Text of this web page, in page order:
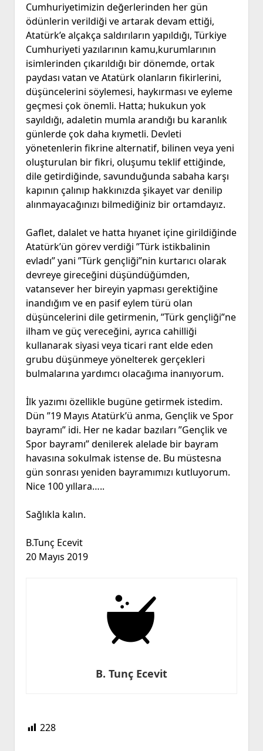
Cumhuriyetimizin değerlerinden her gün
ödünlerin verildiği ve artarak devam ettiği,
Atatürk’e alçakça saldırıların yapıldığı, Türkiye
Cumhuriyeti yazılarının kamu,kurumlarının
isimlerinden çıkarıldığı bir dönemde, ortak
paydası vatan ve Atatürk olanların fikirlerini,
düşüncelerini söylemesi, haykırması ve eyleme
geçmesi çok önemli. Hatta; hukukun yok
sayıldığı, adaletin mumla arandığı bu karanlık
günlerde çok daha kıymetli. Devleti
yönetenlerin fikrine alternatif, bilinen veya yeni
oluşturulan bir fikri, oluşumu teklif ettiğinde,
dile getirdiğinde, savunduğunda sabaha karşı
kapının çalınıp hakkınızda şikayet var denilip
alınmayacağınızı bilmediğiniz bir ortamdayız.
Gaflet, dalalet ve hatta hıyanet içine girildiğinde
Atatürk’ün görev verdiği ”Türk istikbalinin
evladı” yani ”Türk gençliği”nin kurtarıcı olarak
devreye gireceğini düşündüğümden,
vatansever her bireyin yapması gerektiğine
inandığım ve en pasif eylem türü olan
düşüncelerini dile getirmenin, ”Türk gençliği”ne
ilham ve güç vereceğini, ayrıca cahilliği
kullanarak siyasi veya ticari rant elde eden
grubu düşünmeye yönelterek gerçekleri
bulmalarına yardımcı olacağıma inanıyorum.
İlk yazımı özellikle bugüne getirmek istedim.
Dün ”19 Mayıs Atatürk’ü anma, Gençlik ve Spor
bayramı” idi. Her ne kadar bazıları ”Gençlik ve
Spor bayramı” denilerek alelade bir bayram
havasına sokulmak istense de. Bu müstesna
gün sonrası yeniden bayramımızı kutluyorum.
Nice 100 yıllara…..
Sağlıkla kalın.
B.Tunç Ecevit
20 Mayıs 2019
B. Tunç Ecevit
228